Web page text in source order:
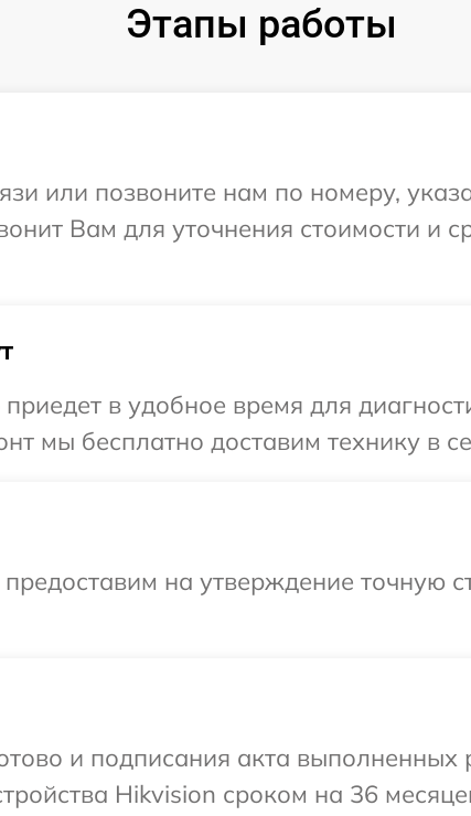
Этапы работы
или позвоните нам по номеру,
Вам для уточнения стоимости и
в удобное время для
мы бесплатно доставим технику в
на утверждение точную
и подписания акта
Hikvision сроком на 36